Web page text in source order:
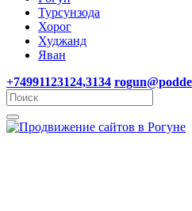
Турсунзода
Хорог
Худжанд
Яван
+74991123124,3134